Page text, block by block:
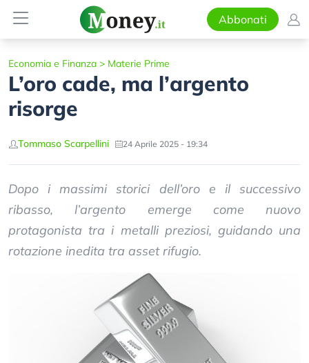
Abbonati
Economia e Finanza > Materie Prime
L’oro cade, ma l’argento
risorge
Tommaso Scarpellini 24 Aprile 2025 - 19:34
Dopo i massimi storici dell’oro e il successivo
ribasso, l’argento emerge come nuovo
protagonista tra i metalli preziosi, guidando una
rotazione inedita tra asset rifugio.